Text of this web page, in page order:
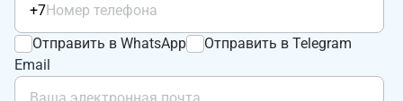
+7
Отправить в WhatsApp
Отправить в Telegram
Email